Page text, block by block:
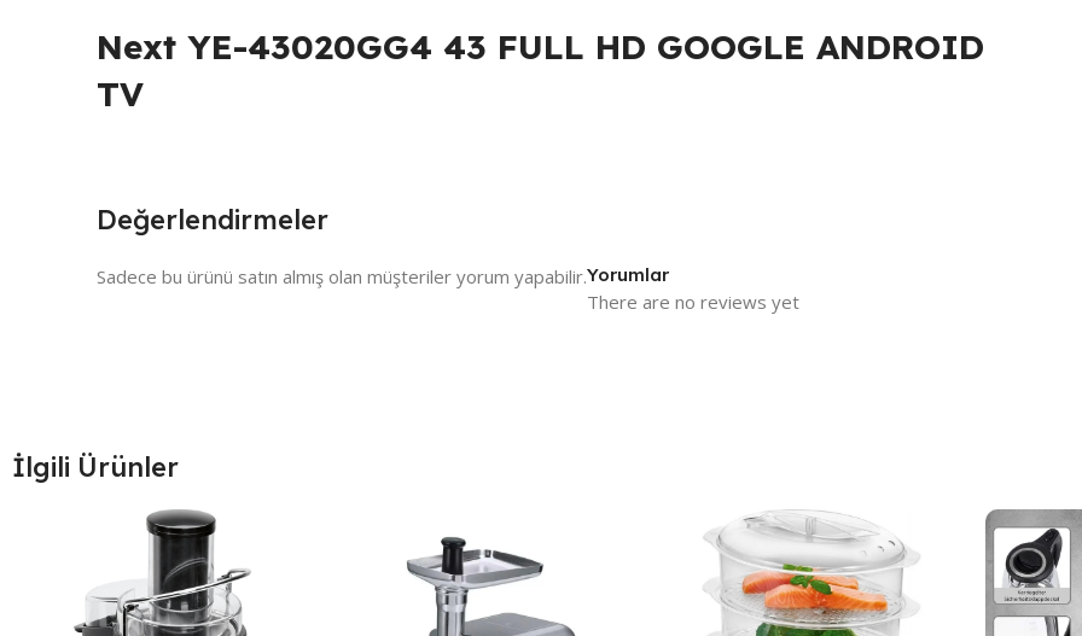
Next YE-43020GG4 43 FULL HD GOOGLE ANDROID
TV
Değerlendirmeler
Yorumlar
There are no reviews yet
Sadece bu ürünü satın almış olan müşteriler yorum yapabilir.
İlgili Ürünler